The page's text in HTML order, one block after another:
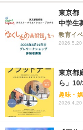
東京都
中学生
教育イ
東京都
ら」
趣味・